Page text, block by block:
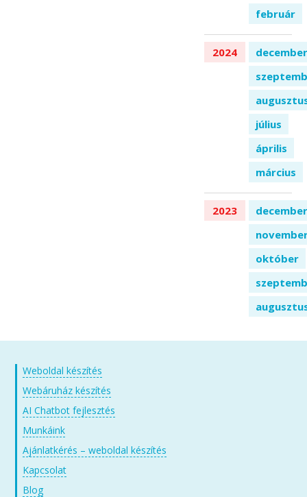
február
2024
december
július
április
március
2023
december
október
Weboldal készítés
Webáruház készítés
AI Chatbot fejlesztés
Munkáink
Ajánlatkérés – weboldal készítés
Kapcsolat
Blog